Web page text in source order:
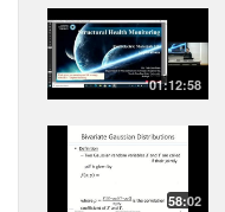
01:12:58
58:02